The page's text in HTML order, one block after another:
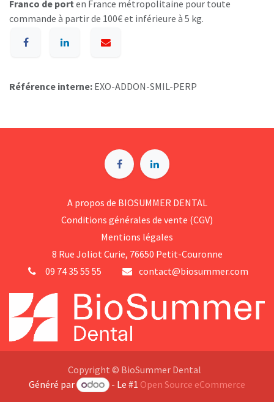
Franco de port en France métropolitaine pour toute
commande à partir de 100€ et inférieure à 5 kg.
Référence interne: EXO-ADDON-SMIL-PERP
A p​ropos de BIOSUMMER DENTAL
Conditions générales d​e vente (CGV)
Mentions légales
8 Rue Jol​iot Curie, 76650 Petit-Couronne
09 74 35 55 55
contact@biosummer.com
Copyright © BioSummer Dental
Généré par
- Le #1 Open Source eCommerce